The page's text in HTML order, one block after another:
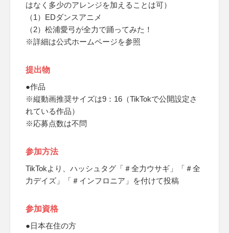
はなく多少のアレンジを加えることは可）
（1）EDダンスアニメ
（2）松浦愛弓が全力で踊ってみた！
※詳細は公式ホームページを参照
提出物
●作品
※縦動画推奨サイズは9：16（TikTokで公開設定さ
れている作品）
※応募点数は不問
参加方法
TikTokより、ハッシュタグ「＃全力ウサギ」「＃全
力デイズ」「＃インフロニア」を付けて投稿
参加資格
●日本在住の方